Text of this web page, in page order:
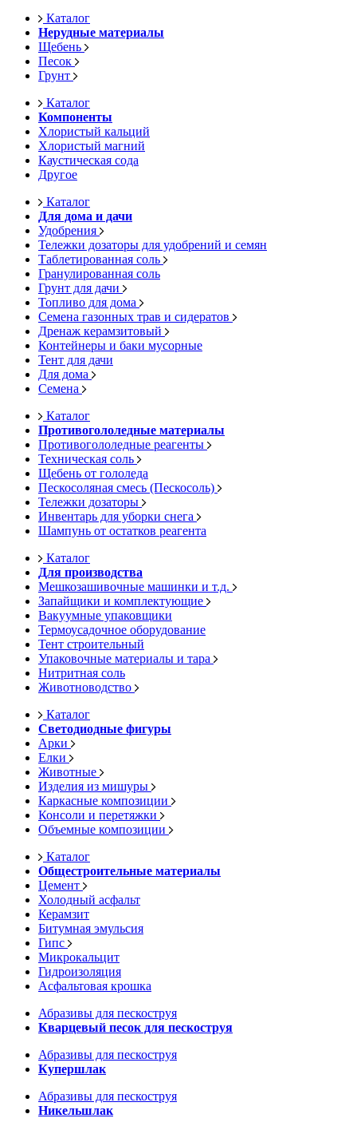
Каталог
Нерудные материалы
Щебень
Песок
Грунт
Каталог
Компоненты
Хлористый кальций
Хлористый магний
Каустическая сода
Другое
Каталог
Для дома и дачи
Удобрения
Тележки дозаторы для удобрений и семян
Таблетированная соль
Гранулированная соль
Грунт для дачи
Топливо для дома
Семена газонных трав и сидератов
Дренаж керамзитовый
Контейнеры и баки мусорные
Тент для дачи
Для дома
Семена
Каталог
Противогололедные материалы
Противогололедные реагенты
Техническая соль
Щебень от гололеда
Пескосоляная смесь (Пескосоль)
Тележки дозаторы
Инвентарь для уборки снега
Шампунь от остатков реагента
Каталог
Для производства
Мешкозашивочные машинки и т.д.
Запайщики и комплектующие
Вакуумные упаковщики
Термоусадочное оборудование
Тент строительный
Упаковочные материалы и тара
Нитритная соль
Животноводство
Каталог
Светодиодные фигуры
Арки
Елки
Животные
Изделия из мишуры
Каркасные композиции
Консоли и перетяжки
Объемные композиции
Каталог
Общестроительные материалы
Цемент
Холодный асфальт
Керамзит
Битумная эмульсия
Гипс
Микрокальцит
Гидроизоляция
Асфальтовая крошка
Абразивы для пескоструя
Кварцевый песок для пескоструя
Абразивы для пескоструя
Купершлак
Абразивы для пескоструя
Никельшлак